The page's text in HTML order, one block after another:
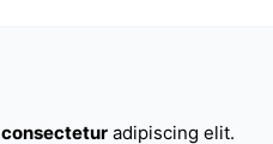
consectetur adipiscing elit.